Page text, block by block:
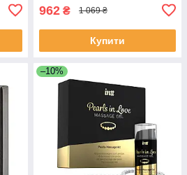
962 ₴ 1 069 ₴
Купити
–10%